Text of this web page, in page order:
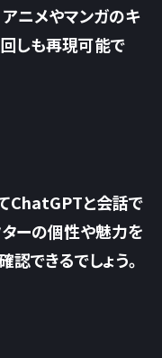
ニメやマンガのキ
しも再現可能で
ChatGPTと会話で
ターの個性や魅力を
できるでしょう。